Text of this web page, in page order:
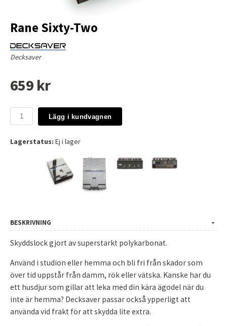
Rane Sixty-Two
Decksaver
659 kr
Lägg i kundvagnen
Lagerstatus: Ej i lager
BESKRIVNING
Skyddslock gjort av superstarkt polykarbonat.
Använd i studion eller hemma och bli fri från skador som
över tid uppstår från damm, rök eller vätska. Kanske har du
ett husdjur som gillar att leka med din kära ägodel när du
inte är hemma? Decksaver passar också ypperligt att
använda vid frakt för att skydda lite extra.